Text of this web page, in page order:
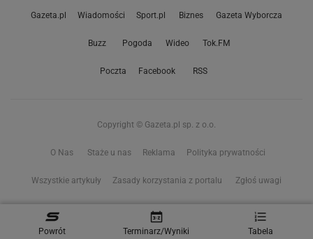
Powrót Terminarz/Wyniki Tabela
Gazeta.pl Wiadomości Sport.pl Biznes Gazeta Wyborcza
Buzz Pogoda Wideo Tok.FM
Poczta Facebook RSS
Copyright © Gazeta.pl sp. z o.o.
O Nas Staże u nas Reklama Polityka prywatności
Wszystkie artykuły Zasady korzystania z portalu Zgłoś uwagi